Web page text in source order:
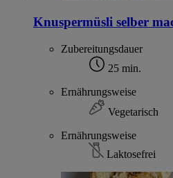
Knuspermüsli selber
Zubereitungsdauer
25 min.
Ernährungsweise
Vegetarisch
Ernährungsweise
Laktosefrei